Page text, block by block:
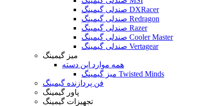
صندلی گیمینگ DXRacer
صندلی گیمینگ Redragon
صندلی گیمینگ Razer
صندلی گیمینگ Cooler Master
صندلی گیمینگ Vertagear
میز گیمینگ
همه موارد این دسته
میز گیمینگ Twisted Minds
فن پردازنده گیمینگ
پاور گیمینگ
تجهیزات گیمینگ